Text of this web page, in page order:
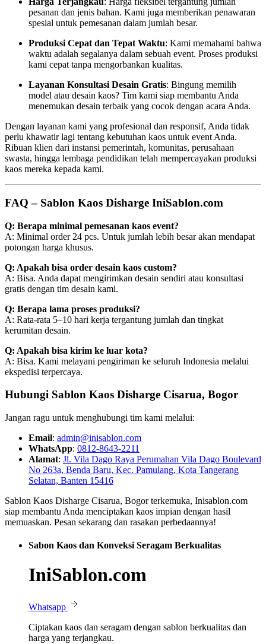
pesanan dan jenis bahan. Kami juga memberikan penawaran
spesial untuk pemesanan dalam jumlah besar.
Produksi Cepat dan Tepat Waktu: Kami memahami bahwa
waktu adalah segalanya dalam sebuah event. Proses produksi
kami cepat tanpa mengorbankan kualitas.
Layanan Konsultasi Desain Gratis: Bingung memilih
model atau desain kaos? Tim kami siap membantu Anda
menemukan desain terbaik yang cocok dengan acara Anda.
Dengan layanan kami yang profesional dan responsif, Anda tidak
perlu khawatir lagi tentang kebutuhan kaos untuk event Anda.
Ribuan klien dari instansi pemerintah, komunitas, perusahaan
swasta, hingga lembaga pendidikan telah mempercayakan produksi
kaos mereka kepada kami.
FAQ – Sablon Kaos Disharge IniSablon.com
Q: Berapa minimal pemesanan kaos event?
A: Minimal order 24 pcs. Untuk jumlah lebih besar akan mendapat
potongan harga khusus.
Q: Apakah bisa order desain kaos custom?
A: Bisa. Anda dapat mengirimkan desain sendiri atau konsultasi
gratis dengan tim desain kami.
Q: Berapa lama proses produksi?
A: Rata-rata 5–10 hari kerja tergantung jumlah dan tingkat
kerumitan desain.
Q: Apakah bisa kirim ke luar kota?
A: Bisa. Kami melayani pengiriman ke seluruh Indonesia melalui
ekspedisi terpercaya.
Hubungi Sablon Kaos Disharge Cisarua, Bogor
Jangan ragu untuk menghubungi tim kami melalui:
Email: admin@inisablon.com
WhatsApp: 0812-8643-2211
Alamat: Jl. Vila Dago Raya Perumahan Vila Dago Boulevard
No 263a, Benda Baru, Kec. Pamulang, Kota Tangerang
Selatan, Banten 15416
Sablon Kaos Disharge Cisarua, Bogor terkemuka, Inisablon.com
siap membantu Anda menciptakan kaos impian dengan hasil
memuaskan. Pesan sekarang dan rasakan perbedaannya!
Sabon Kaos dan Konveksi Seragam Berkualitas
IniSablon.com
Whatsapp
Ciptakan kaos dan seragam dengan sablon berkualitas dan
harga yang terjangkau.